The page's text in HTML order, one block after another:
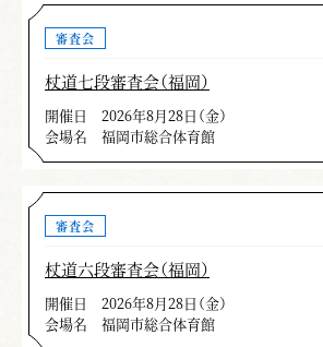
審査会
杖道七段審査会（福岡）
開催日
2026年8月28日（金）
会場名
福岡市総合体育館
審査会
杖道六段審査会（福岡）
開催日
2026年8月28日（金）
会場名
福岡市総合体育館